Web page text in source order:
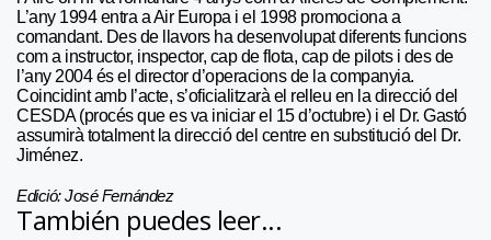
L’any 1994 entra a Air Europa i el 1998 promociona a
comandant. Des de llavors ha desenvolupat diferents funcions
com a instructor, inspector, cap de flota, cap de pilots i des de
l’any 2004 és el director d’operacions de la companyia.
Coincidint amb l’acte, s’oficialitzarà el relleu en la direcció del
CESDA (procés que es va iniciar el 15 d’octubre) i el Dr. Gastó
assumirà totalment la direcció del centre en substitució del Dr.
Jiménez.
Edició: José Fernández
También puedes leer...